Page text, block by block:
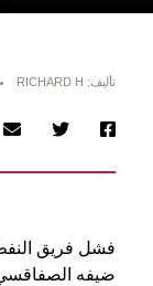
تأليف: RICHARD H
فشل فريق